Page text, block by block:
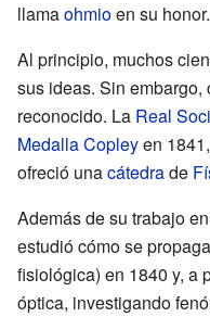
llamaohmioen su honor.
Al principio, muchos
sus ideas. Sin
reconocido. La Real
Medalla Copleyen
ofreció unacátedrade
Además de su trabajo
estudió cómo se
fisiológica) en 1840 y, a
óptica, investigando